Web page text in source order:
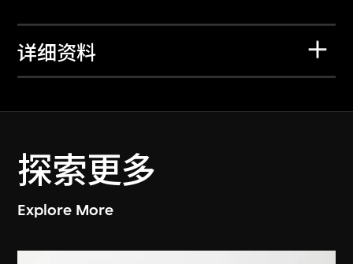
详细资料
探索更多
Explore More